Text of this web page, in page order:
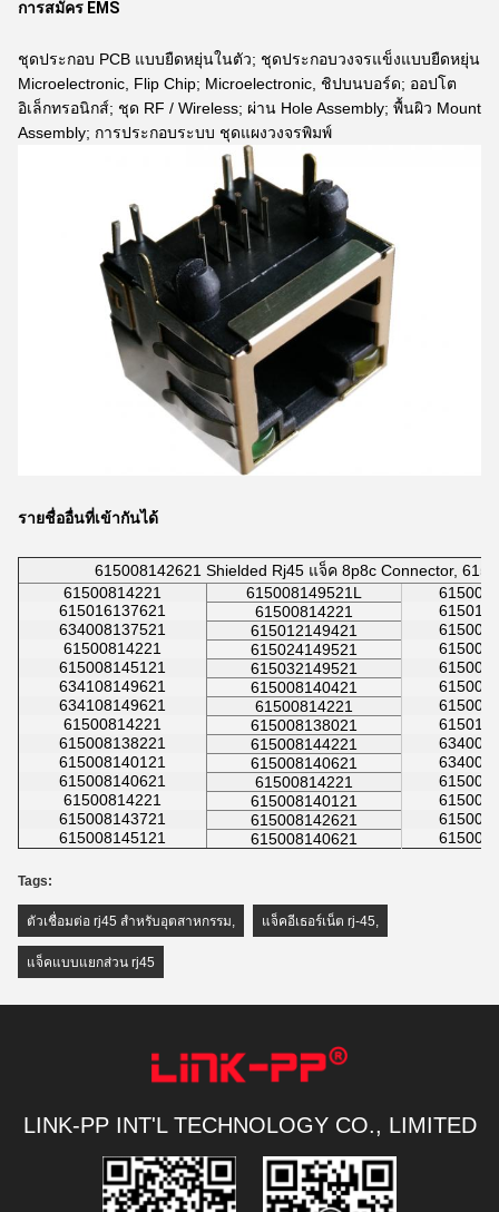
การสมัคร EMS
ชุดประกอบ PCB แบบยืดหยุ่นในตัว; ชุดประกอบวงจรแข็งแบบยืดหยุ่น
Microelectronic, Flip Chip; Microelectronic, ชิปบนบอร์ด; ออปโต
อิเล็กทรอนิกส์; ชุด RF / Wireless; ผ่าน Hole Assembly; พื้นผิว Mount
Assembly; การประกอบระบบ ชุดแผงวงจรพิมพ์
รายชื่ออื่นที่เข้ากันได้
615008142621 Shielded Rj45 แจ็ค 8p8c Connector,
61500814221
615008149521L
615016137621
61500814221
634008137521
615012149421
61500814221
615024149521
615008145121
615032149521
634108149621
615008140421
634108149621
61500814221
61500814221
615008138021
615008138221
615008144221
615008140121
615008140621
615008140621
61500814221
61500814221
615008140121
615008143721
615008142621
615008145121
615008140621
Tags:
ตัวเชื่อมต่อ rj45 สำหรับอุตสาหกรรม แจ็คอีเธอร์เน็ต rj-45
แจ็คแบบแยกส่วน rj45
LINK-PP INT'L TECHNOLOGY CO., LIMITED